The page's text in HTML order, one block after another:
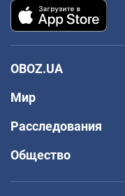
OBOZ.UA
Мир
Расследования
Общество